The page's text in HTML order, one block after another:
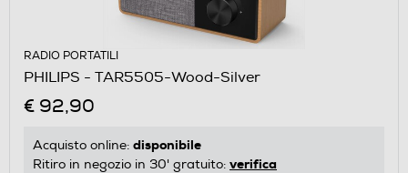
RADIO PORTATILI
PHILIPS - TAR5505-Wood-Silver
€ 92,90
Acquisto online: disponibile
Ritiro in negozio in 30' gratuito: verifica